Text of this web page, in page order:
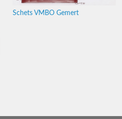
Schets VMBO Gemert